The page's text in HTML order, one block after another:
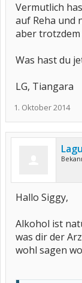
Vermutlich
auf Reha und
aber trotzdem
Was hast du
LG, Tiangara
1. Oktober 2014
Hallo Siggy,
Alkohol ist
was dir der
wohl sagen